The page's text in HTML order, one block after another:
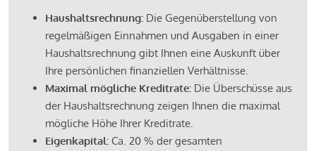
Haushaltsrechnung: Die Gegenüberstellung von
regelmäßigen Einnahmen und Ausgaben in einer
Haushaltsrechnung gibt Ihnen eine Auskunft über
Ihre persönlichen finanziellen Verhältnisse.
Maximal mögliche Kreditrate: Die Überschüsse aus
der Haushaltsrechnung zeigen Ihnen die maximal
mögliche Höhe Ihrer Kreditrate.
Eigenkapital: Ca. 20 % der gesamten